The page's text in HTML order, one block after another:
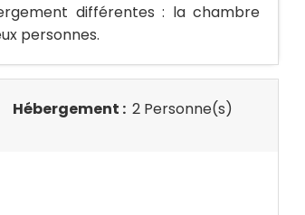
différentes : la chambre
personnes.
Hébergement : 2 Personne(s)